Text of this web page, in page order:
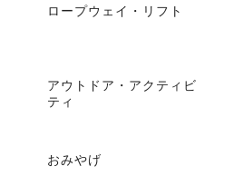
ロープウェイ・リフト
アウトドア・アクティビ
ティ
おみやげ